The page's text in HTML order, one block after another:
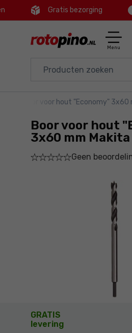
Hoofdmenu
Bestel
Gedetailleerde
Voettekst
Sitemap
Gratis bezorging
Menu
Huis en tuin
Aanbiedingen
Boor voor hout "Economy"
Boor voor hout
3x60 mm Makita
Geen
GRATIS
levering